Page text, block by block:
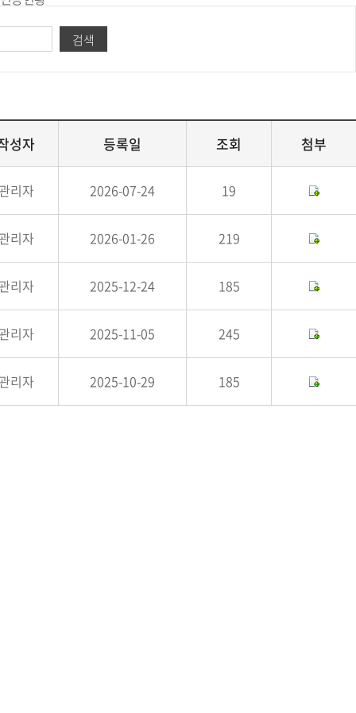
검색
성자 등록일 조회 첨부
리자 2026-07-24 19
리자 2026-01-26 219
리자 2025-12-24 185
리자 2025-11-05 245
리자 2025-10-29 185